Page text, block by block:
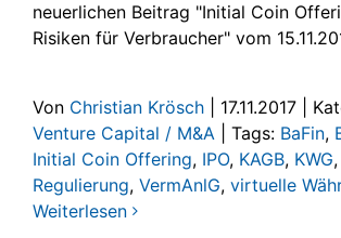
neuerlichen Beitrag "Initial Coin
Risiken für Verbraucher" vom
Von Christian Krösch 17.11.2017
Venture Capital / M&A
Tags: BaFin,
Initial Coin Offering, IPO, KAGB, KWG,
Regulierung, VermAnlG, virtuelle
Weiterlesen